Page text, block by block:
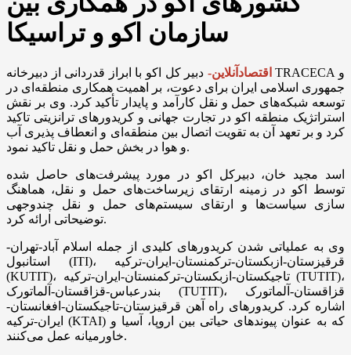
سازمان اکو و تراسیکا
اقتصادآنلاین- دبیر کل اکو با ابراز قدردانی از دبیرخانه TRACECA و
جمهوری اسلامی ایران برای دعوت، بر اهمیت همکاری منطقه‌ای در
توسعه شبکه‌های حمل و نقل کارآمد و پایدار تأکید کرد. وی بر نقش
استراتژیک منطقه اکو در تجارت جهانی و کریدور‌های ترانزیتی تاکید
کرد و بر تعهد آن به تقویت اتصال بین منطقه‌ای و انعطاف پذیری آب
و هوا در بخش حمل و نقل تاکید نمود.
اسد مجید خان، دبیرکل اکو در مورد پیشرفت‌های حاصل شده
توسط اکو در زمینه ارتقای زیرساخت‌های حمل و نقل، هماهنگ
سازی سیاست‌ها و ارتقای سیستم‌های حمل و نقل چندوجهی
توضیحاتی ارائه کرد.
وی به عملیاتی شدن کریدور‌های کلیدی از جمله اسلام آباد-تهران-
استانبول (ITI)، قرقیزستان-ازبکستان-ترکمنستان-ایران-ترکیه
(KUTIT)، تاجیکستان-ازبکستان-ترکمنستان-ایران-ترکیه (TUTIT)،
بندرعباس-قزاقستان-آلماتورک (TUTIT)، قزاقستان-آلماتورک
اشاره کرد. کریدور‌های راه آهن قرقیزستان-تاجیکستان-افغانستان-
ایران-ترکیه (KTAI) که به عنوان پیوند‌های حیاتی بین اروپا، آسیا و
خاورمیانه عمل می‌کنند.